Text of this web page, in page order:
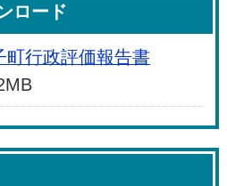
ロード
町行政評価報告書